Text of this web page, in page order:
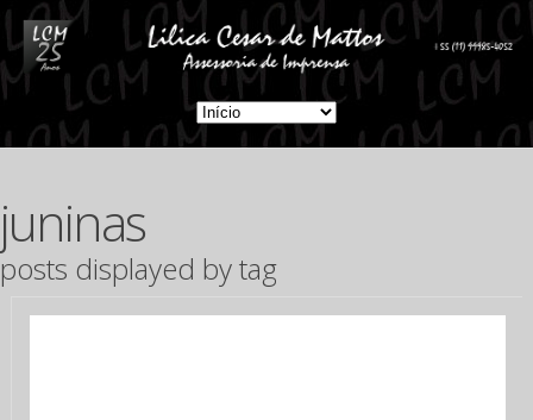
juninas
posts displayed by tag